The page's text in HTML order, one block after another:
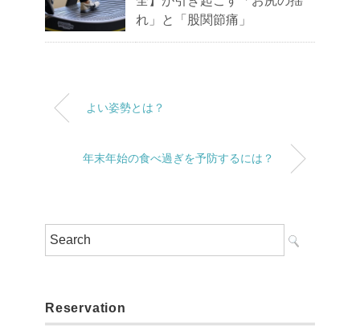
れ」と「股関節痛」
よい姿勢とは？
年末年始の食べ過ぎを予防するには？
Reservation